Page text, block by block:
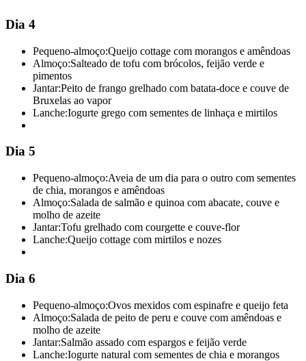
Dia 4
Pequeno-almoço:Queijo cottage com morangos e amêndoas
Almoço:Salteado de tofu com brócolos, feijão verde e
pimentos
Jantar:Peito de frango grelhado com batata-doce e couve de
Bruxelas ao vapor
Lanche:Iogurte grego com sementes de linhaça e mirtilos
Dia 5
Pequeno-almoço:Aveia de um dia para o outro com sementes
de chia, morangos e amêndoas
Almoço:Salada de salmão e quinoa com abacate, couve e
molho de azeite
Jantar:Tofu grelhado com courgette e couve-flor
Lanche:Queijo cottage com mirtilos e nozes
Dia 6
Pequeno-almoço:Ovos mexidos com espinafre e queijo feta
Almoço:Salada de peito de peru e couve com amêndoas e
molho de azeite
Jantar:Salmão assado com espargos e feijão verde
Lanche:Iogurte natural com sementes de chia e morangos